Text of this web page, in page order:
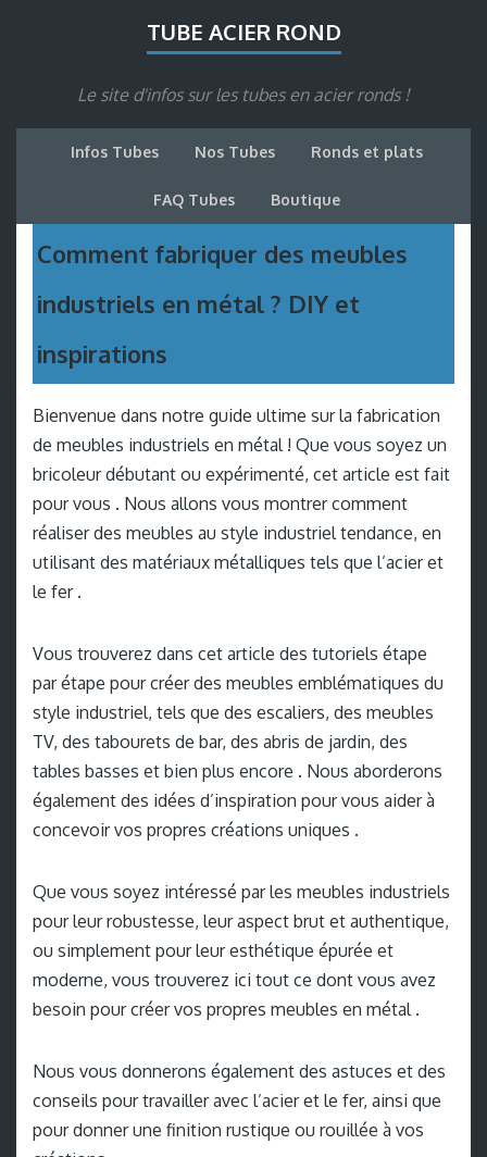
TUBE ACIER ROND
Le site d'infos sur les tubes en acier ronds !
Infos Tubes Nos Tubes Ronds et plats
FAQ Tubes Boutique
Comment fabriquer des meubles
industriels en métal ? DIY et
inspirations
Bienvenue dans notre guide ultime sur la fabrication
de meubles industriels en métal ! Que vous soyez un
bricoleur débutant ou expérimenté, cet article est fait
pour vous . Nous allons vous montrer comment
réaliser des meubles au style industriel tendance, en
utilisant des matériaux métalliques tels que l’acier et
le fer .
Vous trouverez dans cet article des tutoriels étape
par étape pour créer des meubles emblématiques du
style industriel, tels que des escaliers, des meubles
TV, des tabourets de bar, des abris de jardin, des
tables basses et bien plus encore . Nous aborderons
également des idées d’inspiration pour vous aider à
concevoir vos propres créations uniques .
Que vous soyez intéressé par les meubles industriels
pour leur robustesse, leur aspect brut et authentique,
ou simplement pour leur esthétique épurée et
moderne, vous trouverez ici tout ce dont vous avez
besoin pour créer vos propres meubles en métal .
Nous vous donnerons également des astuces et des
conseils pour travailler avec l’acier et le fer, ainsi que
pour donner une finition rustique ou rouillée à vos